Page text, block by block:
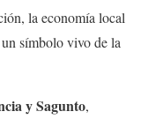
la economía local
símbolo vivo de la
y Sagunto,